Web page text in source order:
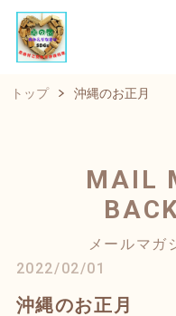
トップ 沖縄のお正月
MAIL
メールマガ
2022/02/01
沖縄のお正月